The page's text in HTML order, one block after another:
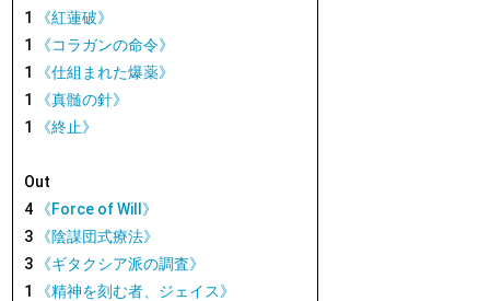
1
《紅蓮破》
1
《コラガンの命令》
1
《仕組まれた爆薬》
1
《真髄の針》
1
《終止》
Out
4
《Force of Will》
3
《陰謀団式療法》
3
《ギタクシア派の調査》
1
《精神を刻む者、ジェイス》